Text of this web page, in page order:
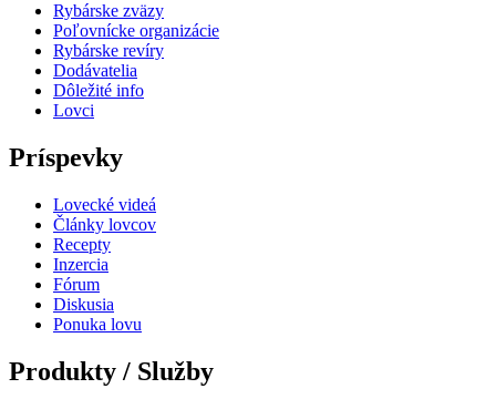
Rybárske zväzy
Poľovnícke organizácie
Rybárske revíry
Dodávatelia
Dôležité info
Lovci
Príspevky
Lovecké videá
Články lovcov
Recepty
Inzercia
Fórum
Diskusia
Ponuka lovu
Produkty / Služby